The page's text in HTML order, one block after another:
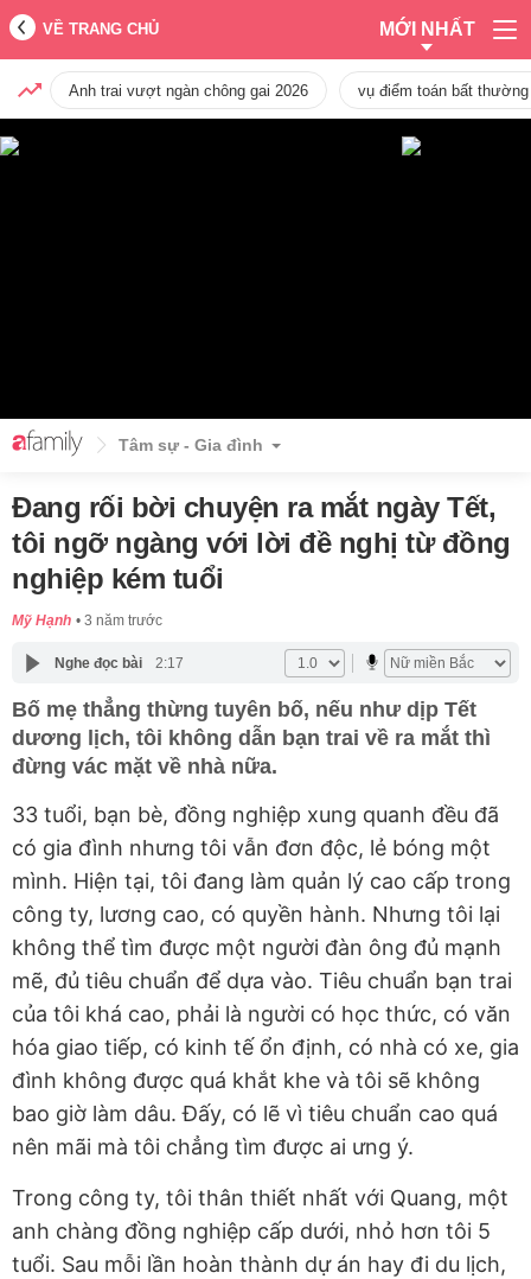
VỀ TRANG CHỦ MỚI NHẤT
Anh trai vượt ngàn chông gai 2026 vụ điểm toán bất
Tâm sự - Gia đình
Đang rối bời chuyện ra mắt ngày Tết,
tôi ngỡ ngàng với lời đề nghị từ đồng
nghiệp kém tuổi
Mỹ Hạnh 3 năm trước
Nghe đọc bài 2:17
Bố mẹ thẳng thừng tuyên bố, nếu như dịp Tết
dương lịch, tôi không dẫn bạn trai về ra mắt thì
đừng vác mặt về nhà nữa.
33 tuổi, bạn bè, đồng nghiệp xung quanh đều đã
có gia đình nhưng tôi vẫn đơn độc, lẻ bóng một
mình. Hiện tại, tôi đang làm quản lý cao cấp trong
công ty, lương cao, có quyền hành. Nhưng tôi lại
không thể tìm được một người đàn ông đủ mạnh
mẽ, đủ tiêu chuẩn để dựa vào. Tiêu chuẩn bạn trai
của tôi khá cao, phải là người có học thức, có văn
hóa giao tiếp, có kinh tế ổn định, có nhà có xe, gia
đình không được quá khắt khe và tôi sẽ không
bao giờ làm dâu. Đấy, có lẽ vì tiêu chuẩn cao quá
nên mãi mà tôi chẳng tìm được ai ưng ý.
Trong công ty, tôi thân thiết nhất với Quang, một
anh chàng đồng nghiệp cấp dưới, nhỏ hơn tôi 5
tuổi. Sau mỗi lần hoàn thành dự án hay đi du lịch,